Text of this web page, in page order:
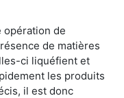
opération de
de matières
ci liquéfient et
les produits
il est donc